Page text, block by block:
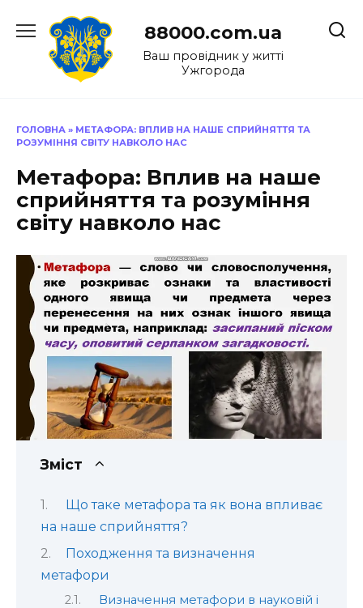
до
88000.com.ua
Ваш провідник у житті
Ужгорода
ГОЛОВНА » МЕТАФОРА: ВПЛИВ НА НАШЕ СПРИЙНЯТТЯ ТА
РОЗУМІННЯ СВІТУ НАВКОЛО НАС
Метафора: Вплив на наше
сприйняття та розуміння
світу навколо нас
Зміст
Що таке метафора та як вона впливає
на наше сприйняття?
Походження та визначення
метафори
Визначення метафори в науковій і